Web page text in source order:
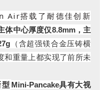
Air搭载了耐德佳创新
体中心厚度仅8.8mm，主
（含超强镁合金压铸横
和重量上都实现了前所未
Mini-Pancake具有大视